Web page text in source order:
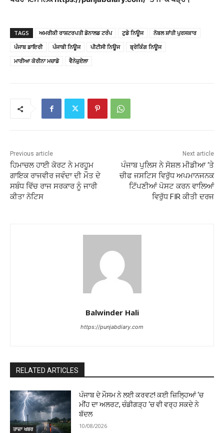
TAGS ਅਮਰੀਕੀ ਰਾਸ਼ਟਰਪਤੀ ਡੋਨਾਲਡ ਟਰੰਪ ਟੁਡੇ ਨਿਊਜ
ਨੋਬਲ ਸ਼ਾਂਤੀ ਪੁਰਸਕਾਰ
ਪੰਜਾਬ ਡਾਇਰੀ
ਪੰਜਾਬੀ ਨਿਊਜ ਪੀਟੀਸੀ ਨਿਊਜ
ਬ੍ਰੇਕਿੰਗ ਨਿਊਜ
ਮਾਰੀਆ ਕੋਰੀਨਾ ਮਚਾਡੋ
ਵੈਨੇਜ਼ੁਏਲਾ
Previous article
ਹਿਮਾਚਲ ਹਾਈ ਕੋਰਟ ਨੇ ਮਰਹੂਮ
ਗਾਇਕ ਰਾਜਵੀਰ ਜਵੰਦਾ ਦੀ ਮੌਤ ਦੇ
ਸਬੰਧ ਵਿੱਚ ਰਾਜ ਸਰਕਾਰ ਨੂੰ ਜਾਰੀ
ਕੀਤਾ ਨੋਟਿਸ
Next article
ਪੰਜਾਬ ਪੁਲਿਸ ਨੇ ਸੋਸ਼ਲ ਮੀਡੀਆ ‘ਤੇ
ਚੀਫ ਜਸਟਿਸ ਵਿਰੁੱਧ ਅਪਮਾਨਜਨਕ
ਟਿੱਪਣੀਆਂ ਪੋਸਟ ਕਰਨ ਵਾਲਿਆਂ
ਵਿਰੁੱਧ FIR ਕੀਤੀ ਦਰਜ
Balwinder Hali
https://punjabdiary.com
RELATED ARTICLES
ਤਾਜ਼ਾ ਖਬਰ
ਪੰਜਾਬ ਦੇ ਮੌਸਮ ਨੇ ਲਈ ਕਰਵਟ! ਕਈ ਜ਼ਿਲ੍ਹਿਆਂ ‘ਚ
ਮੀਂਹ ਦਾ ਅਲਰਟ, ਚੰਡੀਗੜ੍ਹ ‘ਚ ਵੀ ਵਰ੍ਹ ਸਕਦੇ ਨੇ
ਬੱਦਲ
10/08/2026